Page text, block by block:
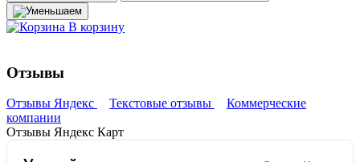
В корзину
Отзывы
Отзывы Яндекс Текстовые отзывы
Коммерческие
компании
Отзывы Яндекс Карт